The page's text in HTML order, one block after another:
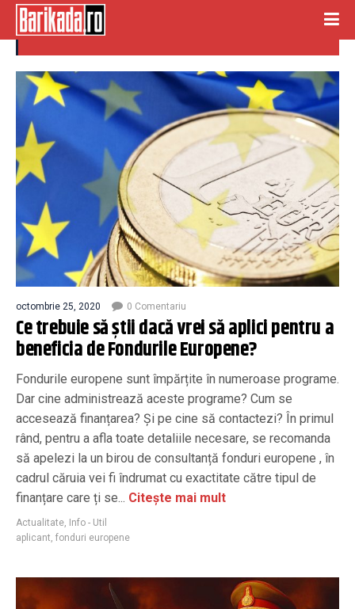
aplicant
octombrie 25, 2020 0 Comentariu
Ce trebuie să știi dacă vrei să aplici pentru a
beneficia de Fondurile Europene?
Fondurile europene sunt împărțite în numeroase programe.
Dar cine administrează aceste programe? Cum se
accesează finanțarea? Și pe cine să contactezi? În primul
rând, pentru a afla toate detaliile necesare, se recomanda
să apelezi la un birou de consultanță fonduri europene , în
cadrul căruia vei fi îndrumat cu exactitate către tipul de
finanțare care ți se... Citește mai mult
Actualitate, Info - Util
aplicant, fonduri europene